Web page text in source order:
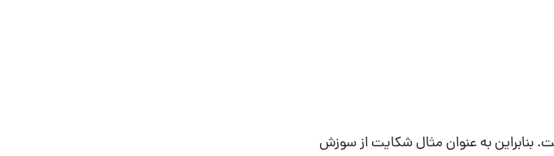
بنابراین به عنوان مثال شکایت از سوزش